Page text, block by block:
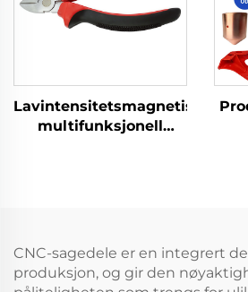
Lavintensitetsmagnetisk
multifunksjonell
CNC-sagedele er en integrert
produksjon, og gir den